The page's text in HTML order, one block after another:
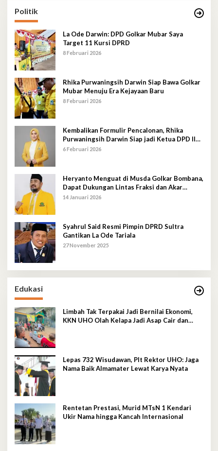
Politik
La Ode Darwin: DPD Golkar Mubar Saya
Target 11 Kursi DPRD
8 Februari 2026
Rhika Purwaningsih Darwin Siap Bawa Golkar
Mubar Menuju Era Kejayaan Baru
8 Februari 2026
Kembalikan Formulir Pencalonan, Rhika
Purwaningsih Darwin Siap jadi Ketua DPD II
Golkar Mubar
6 Februari 2026
Heryanto Menguat di Musda Golkar Bombana,
Dapat Dukungan Lintas Fraksi dan Akar
Rumput
14 Januari 2026
Syahrul Said Resmi Pimpin DPRD Sultra
Gantikan La Ode Tariala
27 November 2025
Edukasi
Limbah Tak Terpakai Jadi Bernilai Ekonomi,
KKN UHO Olah Kelapa Jadi Asap Cair dan
Lepas 732 Wisudawan, Plt Rektor UHO: Jaga
Nama Baik Almamater Lewat Karya Nyata
Rentetan Prestasi, Murid MTsN 1 Kendari
Ukir Nama hingga Kancah Internasional